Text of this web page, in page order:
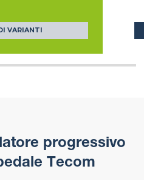
VARIANTI
progressivo
Tecom